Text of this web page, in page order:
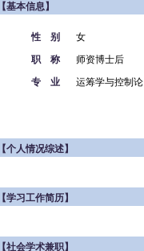
【基本信息】
性 别 女
职 称
师资博士后
专 业
运筹学与控制论
【个人情况综述】
【学习工作简历】
【社会学术兼职】